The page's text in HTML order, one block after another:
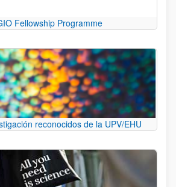
Fellowship Programme
reconocidos de la UPV/EHU